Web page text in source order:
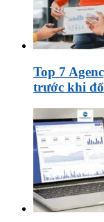
Top 7
trước khi